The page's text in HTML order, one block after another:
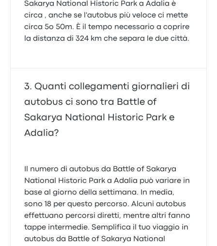
Sakarya National Historic Park a Adalia è
circa , anche se l'autobus più veloce ci mette
circa 5o 50m. È il tempo necessario a coprire
la distanza di 324 km che separa le due città.
Quanti collegamenti giornalieri di
autobus ci sono tra Battle of
Sakarya National Historic Park e
Adalia?
Il numero di autobus da Battle of Sakarya
National Historic Park a Adalia può variare in
base al giorno della settimana. In media,
sono 18 per questo percorso. Alcuni autobus
effettuano percorsi diretti, mentre altri fanno
tappe intermedie. Semplifica il tuo viaggio in
autobus da Battle of Sakarya National